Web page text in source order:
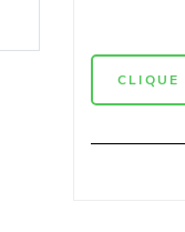
CLIQUE